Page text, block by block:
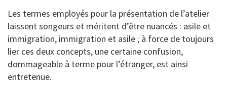
Les termes employés pour la présentation de l’atelier
laissent songeurs et méritent d’être nuancés : asile et
immigration, immigration et asile ; à force de toujours
lier ces deux concepts, une certaine confusion,
dommageable à terme pour l’étranger, est ainsi
entretenue.